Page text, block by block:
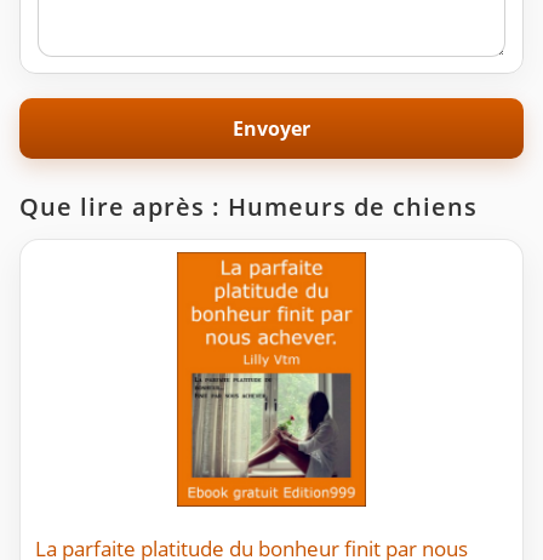
Que lire après : Humeurs de chiens
La parfaite platitude du bonheur finit par nous